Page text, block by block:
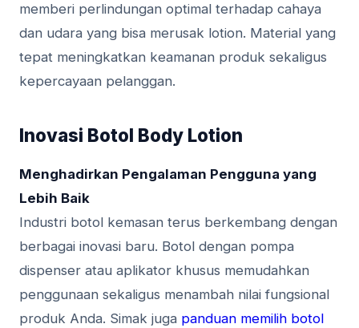
memberi perlindungan optimal terhadap cahaya
dan udara yang bisa merusak lotion. Material yang
tepat meningkatkan keamanan produk sekaligus
kepercayaan pelanggan.
Inovasi Botol Body Lotion
Menghadirkan Pengalaman Pengguna yang
Lebih Baik
Industri botol kemasan terus berkembang dengan
berbagai inovasi baru. Botol dengan pompa
dispenser atau aplikator khusus memudahkan
penggunaan sekaligus menambah nilai fungsional
produk Anda. Simak juga panduan memilih botol